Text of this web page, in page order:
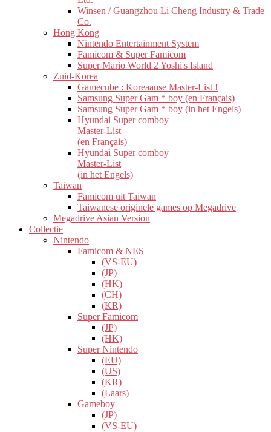
Winsen / Guangzhou Li Cheng Industry & Trade
Co.
Hong Kong
Nintendo Entertainment System
Famicom & Super Famicom
Super Mario World 2 Yoshi's Island
Zuid-Korea
Gamecube : Koreaanse Master-List !
Samsung Super Gam * boy (en Français)
Samsung Super Gam * boy (in het Engels)
Hyundai Super comboy
Master-List
(en Français)
Hyundai Super comboy
Master-List
(in het Engels)
Taiwan
Famicom uit Taiwan
Taiwanese originele games op Megadrive
Megadrive Asian Version
Collectie
Nintendo
Famicom & NES
(VS-EU)
(JP)
(HK)
(CH)
(KR)
Super Famicom
(JP)
(HK)
Super Nintendo
(EU)
(US)
(KR)
(Laars)
Gameboy
(JP)
(VS-EU)